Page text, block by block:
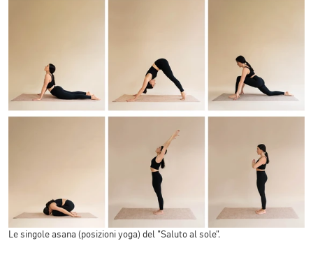
Le singole asana (posizioni yoga) del "Saluto al sole".